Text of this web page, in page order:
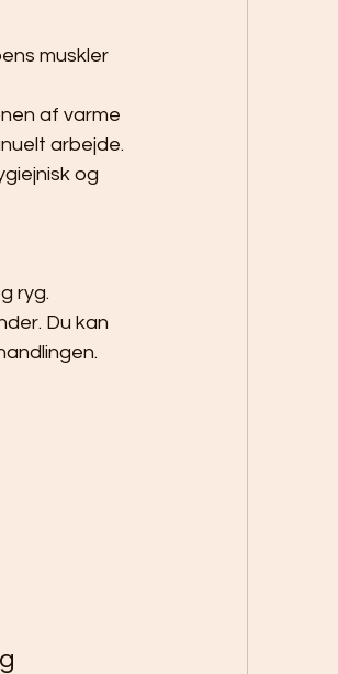
muskler
af varme
arbejde.
og
ryg.
Du kan